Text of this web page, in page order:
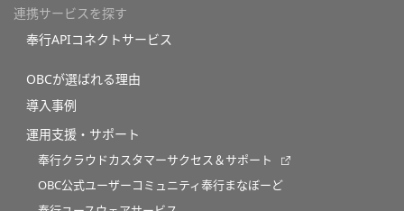
連携サービスを探す
奉行APIコネクトサービス
OBCが選ばれる理由
導入事例
運用支援・サポート
奉行クラウドカスタマーサクセス＆サポート
OBC公式ユーザーコミュニティ奉行まなぼーど